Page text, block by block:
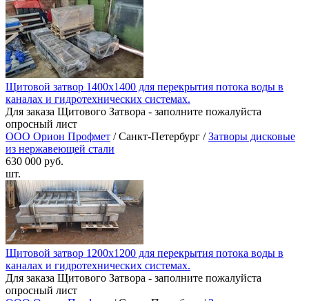
Щитовой затвор 1400х1400 для перекрытия потока воды в
каналах и гидротехнических системах.
Для заказа Щитового Затвора - заполните пожалуйста
опросный лист
ООО Орион Профмет / Санкт-Петербург /Затворы дисковые
из нержавеющей стали
630 000 руб.
шт.
Щитовой затвор 1200х1200 для перекрытия потока воды в
каналах и гидротехнических системах.
Для заказа Щитового Затвора - заполните пожалуйста
опросный лист